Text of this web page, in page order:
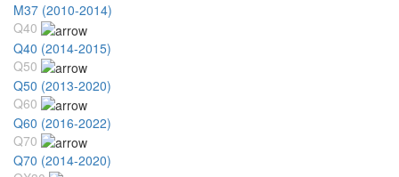
M37 (2010-2014)
Q40
Q40 (2014-2015)
Q50
Q50 (2013-2020)
Q60
Q60 (2016-2022)
Q70
Q70 (2014-2020)